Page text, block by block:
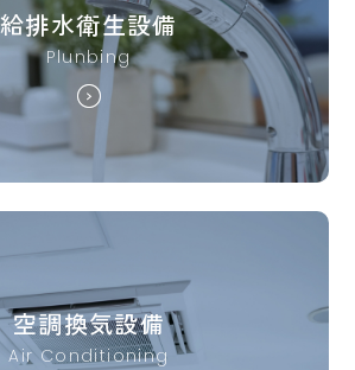
給排水衛生設備
Plunbing
空調換気設備
Air Conditioning